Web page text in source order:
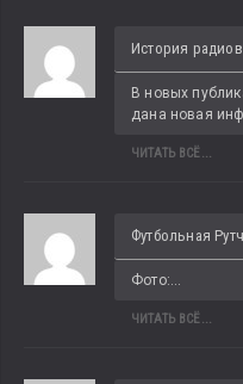
История
В новых
дана новая
ЧИТАТЬ ВСЁ...
Футбольная
Фото:...
ЧИТАТЬ ВСЁ...